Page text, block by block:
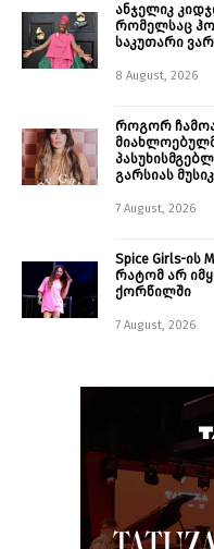
ანჯელიკ
რომელსაც
საკუთარი
8 August, 2026
როგორ
გარსიას
7 August, 2026
Spice Girls-ის
რატომ არ
ქორწილში
7 August, 2026